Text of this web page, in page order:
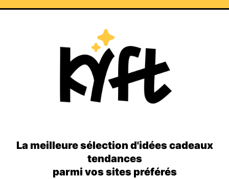
La meilleure sélection d'idées cadeaux
tendances
parmi vos sites préférés